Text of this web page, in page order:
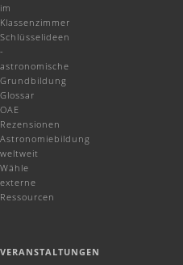
im
Klassenzimmer
Schlüsselideen
-
astronomische
Grundbildung
Glossar
OAE
Rezensionen
Astronomiebildung
weltweit
Wähle
externe
Ressourcen
VERANSTALTUNGEN